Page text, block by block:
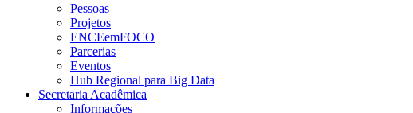
Pessoas
Projetos
ENCEemFOCO
Parcerias
Eventos
Hub Regional para Big Data
Secretaria Acadêmica
Informações